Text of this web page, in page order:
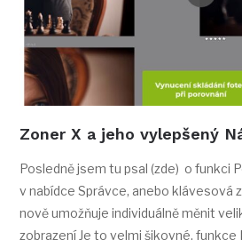
Zoner X a jeho vylepšený
Posledně jsem tu psal (zde) o funkci
v nabídce Správce, anebo klávesová
nově umožňuje individuálně měnit
zobrazení Je to velmi šikovné,